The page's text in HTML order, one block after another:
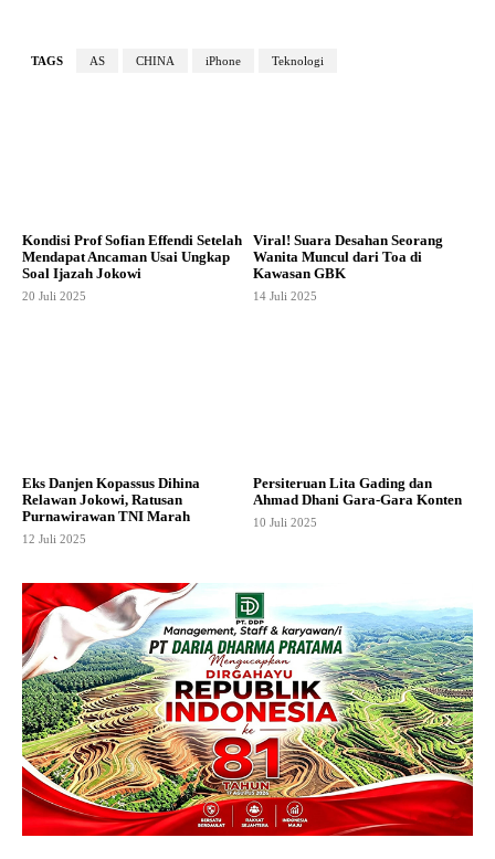
TAGS AS CHINA iPhone Teknologi
Kondisi Prof Sofian Effendi Setelah
Mendapat Ancaman Usai Ungkap
Soal Ijazah Jokowi
20 Juli 2025
Viral! Suara Desahan Seorang
Wanita Muncul dari Toa di
Kawasan GBK
14 Juli 2025
Eks Danjen Kopassus Dihina
Relawan Jokowi, Ratusan
Purnawirawan TNI Marah
12 Juli 2025
Persiteruan Lita Gading dan
Ahmad Dhani Gara-Gara Konten
10 Juli 2025